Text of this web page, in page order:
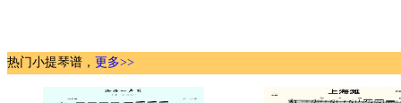
热门小提琴谱， 更多>>